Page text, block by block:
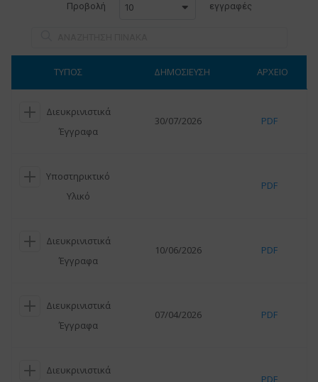
e
Προβολή 10 εγγραφές
ΤΥΠΟΣ ΔΗΜΟΣΙΕΥΣΗ ΑΡΧΕΙΟ
Διευκρινιστικά
Έγγραφα
30/07/2026 PDF
Υποστηρικτικό
Υλικό
PDF
Διευκρινιστικά
Έγγραφα
10/06/2026 PDF
Διευκρινιστικά
Έγγραφα
07/04/2026 PDF
Διευκρινιστικά
PDF